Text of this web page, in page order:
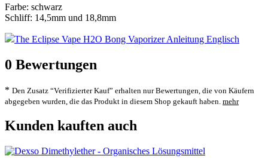
Farbe: schwarz
Schliff: 14,5mm und 18,8mm
The Eclipse Vape H2O Bong Vaporizer Anleitung Englisch
0 Bewertungen
* Den Zusatz “Verifizierter Kauf” erhalten nur Bewertungen, die von Käufern
abgegeben wurden, die das Produkt in diesem Shop gekauft haben. mehr
Kunden kauften auch